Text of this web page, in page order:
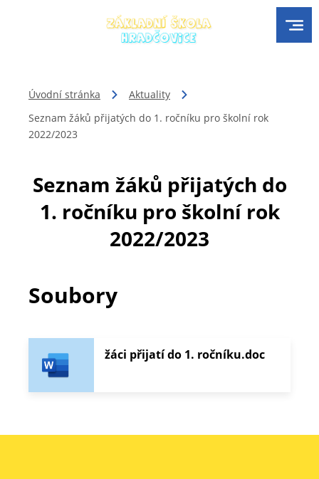
Úvodní stránka
Aktuality
Seznam žáků přijatých do 1. ročníku pro školní rok
2022/2023
Seznam žáků přijatých do
1. ročníku pro školní rok
2022/2023
Soubory
žáci přijatí do 1. ročníku.doc